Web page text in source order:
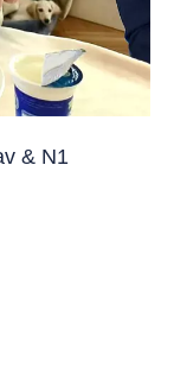
& N1